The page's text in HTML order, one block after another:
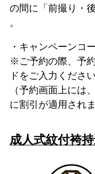
の間に「前撮り・
。
・キャンペーンコ
※ご予約の際、予
ドをご入力ください
（予約画面上には
に割引が適用され
成人式紋付袴